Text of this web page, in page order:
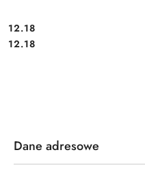
Cena:
12.18
Cena:
12.18
Dane adresowe